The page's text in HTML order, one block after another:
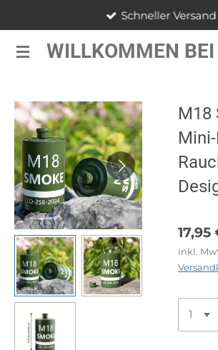
springenWILLKOMMEN
Schneller Versand
M18
17,95
inkl.